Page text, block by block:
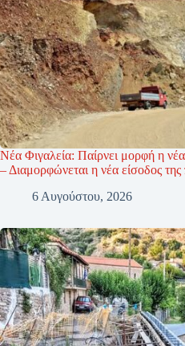
Νέα Φιγαλεία: Παίρνει μορφή η
– Διαμορφώνεται η νέα είσοδος της
6 Αυγούστου, 2026